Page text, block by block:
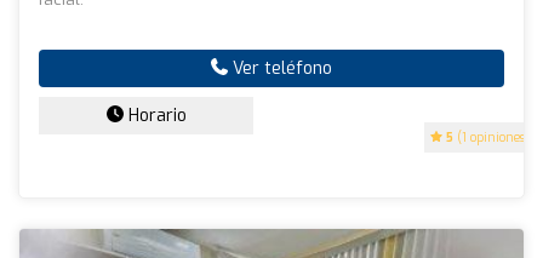
5 (1 opiniones)
Ver teléfono
Horario